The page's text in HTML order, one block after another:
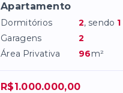
Apartamento
Dormitórios 2, sendo 1
Garagens
2
Área Privativa
96m²
R$1.000.000,00